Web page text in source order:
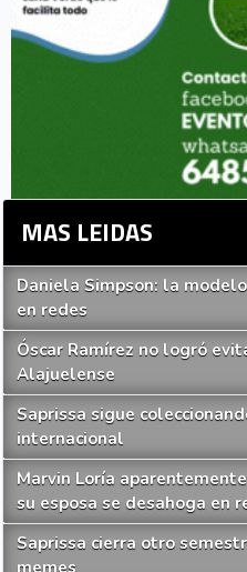
MAS LEIDAS
Daniela Simpson: la
en redes
Óscar Ramírez no logró
Alajuelense
Saprissa sigue
internacional
Marvin Loría
su esposa se desahoga en
Saprissa cierra otro